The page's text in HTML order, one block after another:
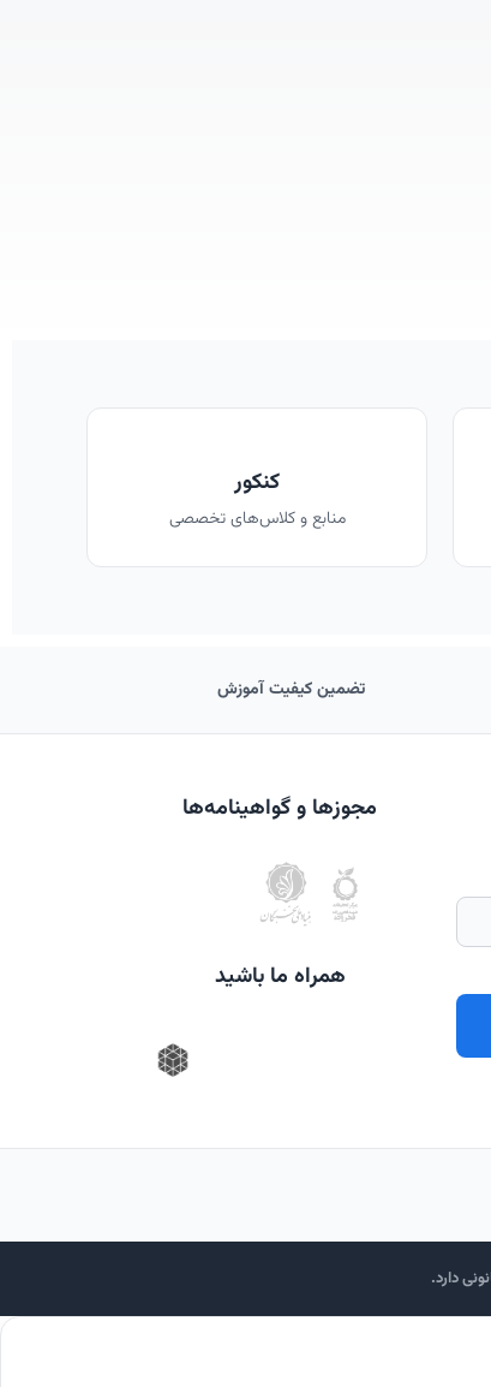
کنکور
منابع و کلاس‌های تخصصی
تضمین کیفیت آموزش
مجوزها و گواهینامه‌ها
همراه ما باشید
دارد.